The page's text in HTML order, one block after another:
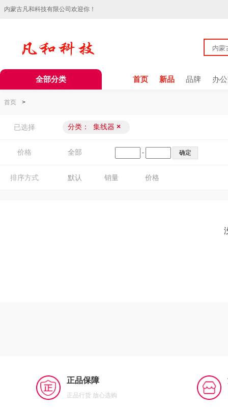
内蒙古凡和科技有限公司欢迎你！
全部分类 首页 新品 品牌 办
首页 >
已选择 分类： 集线器 ×
价格 全部 -
排序方式 默认 销量 价格
正品保障
正品行货 放心选购